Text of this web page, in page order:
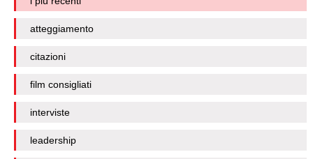
atteggiamento
citazioni
film consigliati
interviste
leadership